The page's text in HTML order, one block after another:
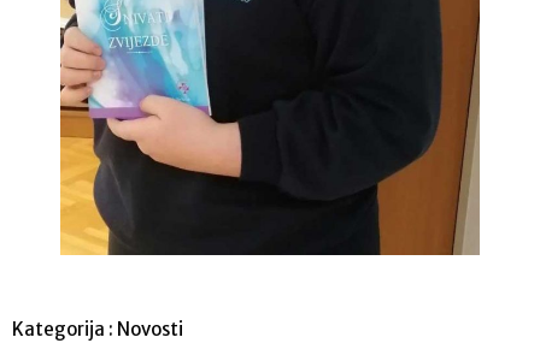
Kategorija : Novosti